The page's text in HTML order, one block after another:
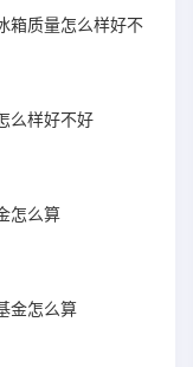
箱质量怎么样好不
么样好不好
怎么算
金怎么算